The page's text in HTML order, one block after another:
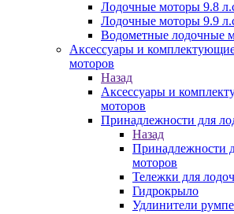
Лодочные моторы 9.8
Лодочные моторы 9.9
Водометные лодочные
Аксессуары и
моторов
Назад
Аксессуары и
моторов
Принадлежности для
Назад
Принадлежности
моторов
Тележки для
Гидрокрыло
Удлинители